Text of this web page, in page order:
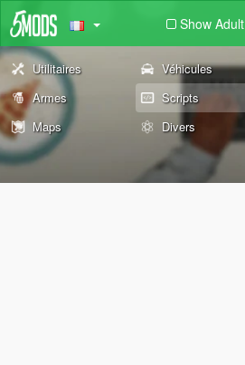
Show Adult
Utilitaires Véhicules
Armes
Scripts
Maps
Divers